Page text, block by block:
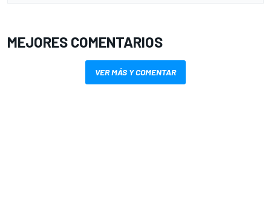
MEJORES COMENTARIOS
VER MÁS Y COMENTAR